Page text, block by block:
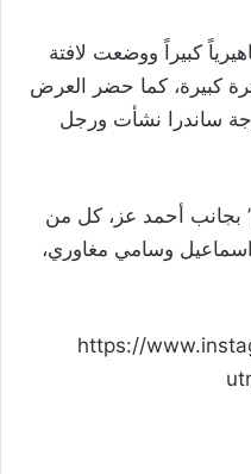
كبيراً ووضعت لافتة
كبيرة، كما حضر العرض
ساندرا نشأت ورجل
بجانب أحمد عز، كل من
وسامي مغاوري،
https://